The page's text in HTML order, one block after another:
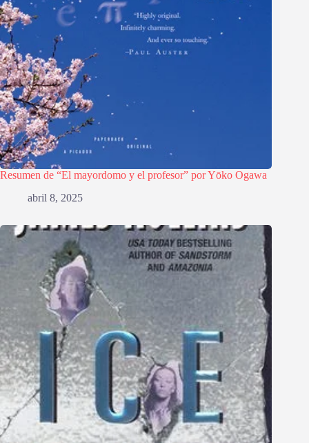
Resumen de “El mayordomo y el profesor” por Yōko Ogawa
abril 8, 2025